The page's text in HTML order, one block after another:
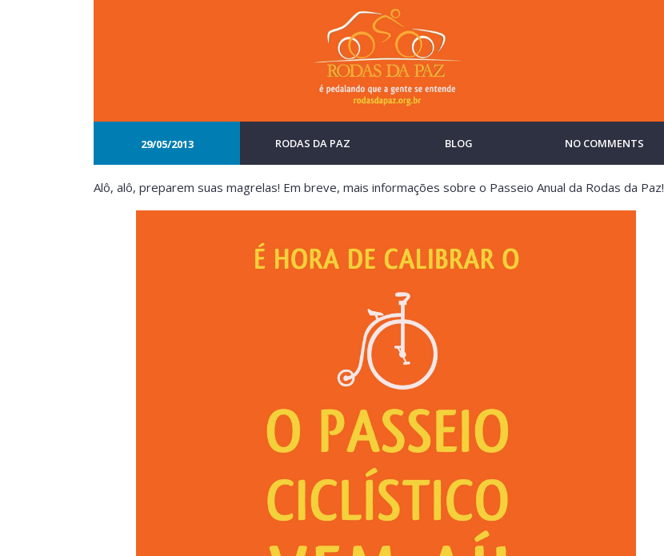
29/05/2013 RODAS DA PAZ BLOG NO COMMENTS
Alô, alô, preparem suas magrelas! Em breve, mais informações sobre o Passeio Anual da Rodas da Paz!